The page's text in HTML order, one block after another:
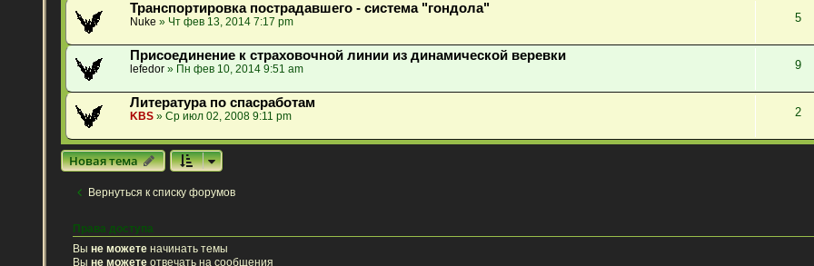
Транспортировка пострадавшего - система "гондола"
Nuke » Чт фев 13, 2014 7:17 pm 5
Присоединение к страховочной линии из динамической веревки
lefedor » Пн фев 10, 2014 9:51 am 9
Литература по спасработам
KBS » Ср июл 02, 2008 9:11 pm 2
Новая тема
Вернуться к списку форумов
Права доступа
Выне можете начинать темы
Выне можете отвечать на сообщения